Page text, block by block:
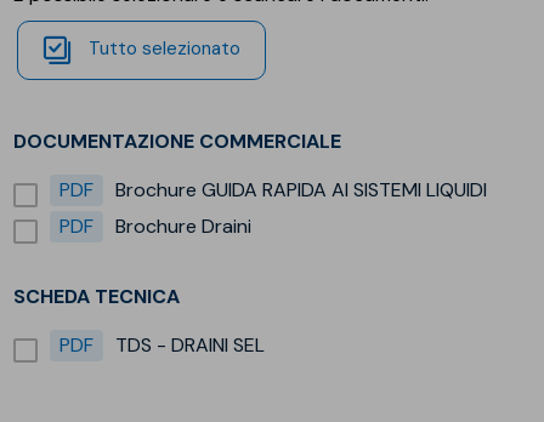
Tutto selezionato
DOCUMENTAZIONE COMMERCIALE
PDF
Brochure GUIDA RAPIDA AI SISTEMI LIQUIDI
PDF
Brochure Draini
SCHEDA TECNICA
PDF
TDS - DRAINI SEL